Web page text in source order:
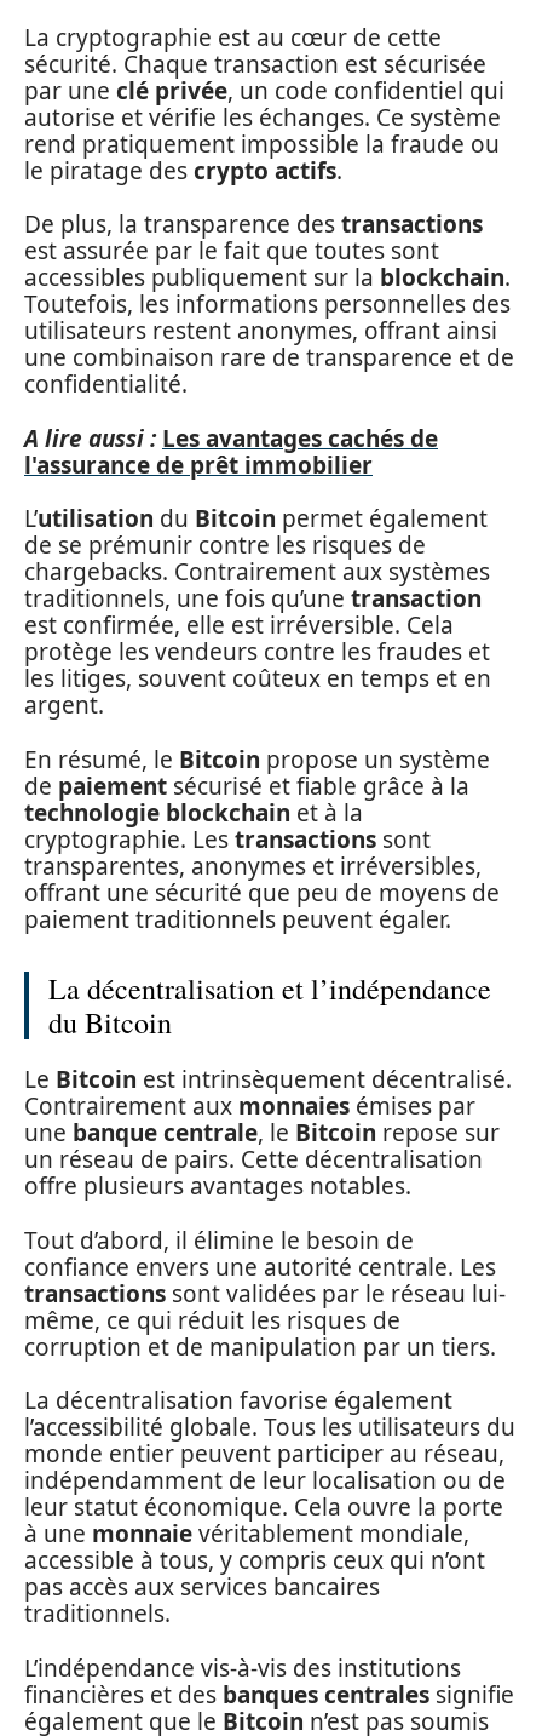
La cryptographie est au cœur de cette
sécurité. Chaque transaction est sécurisée
par une clé privée, un code confidentiel qui
autorise et vérifie les échanges. Ce système
rend pratiquement impossible la fraude ou
le piratage descrypto actifs.
De plus, la transparence destransactions
est assurée par le fait que toutes sont
accessibles publiquement sur la blockchain.
Toutefois, les informations personnelles des
utilisateurs restent anonymes, offrant ainsi
une combinaison rare de transparence et de
confidentialité.
A lire aussi : Les avantages cachés de
l'assurance de prêt immobilier
L’utilisation du Bitcoin permet également
de se prémunir contre les risques de
chargebacks. Contrairement aux systèmes
traditionnels, une fois qu’une transaction
est confirmée, elle est irréversible. Cela
protège les vendeurs contre les fraudes et
les litiges, souvent coûteux en temps et en
argent.
En résumé, le Bitcoin propose un système
de paiement sécurisé et fiable grâce à la
technologie blockchain et à la
cryptographie. Lestransactions sont
transparentes, anonymes et irréversibles,
offrant une sécurité que peu de moyens de
paiement traditionnels peuvent égaler.
La décentralisation et l’indépendance
du Bitcoin
Le Bitcoin est intrinsèquement décentralisé.
Contrairement aux monnaies émises par
une banque centrale, le Bitcoin repose sur
un réseau de pairs. Cette décentralisation
offre plusieurs avantages notables.
Tout d’abord, il élimine le besoin de
confiance envers une autorité centrale. Les
transactions sont validées par le réseau lui-
même, ce qui réduit les risques de
corruption et de manipulation par un tiers.
La décentralisation favorise également
l’accessibilité globale. Tous les utilisateurs du
monde entier peuvent participer au réseau,
indépendamment de leur localisation ou de
leur statut économique. Cela ouvre la porte
à une monnaievéritablement mondiale,
accessible à tous, y compris ceux qui n’ont
pas accès aux services bancaires
traditionnels.
L’indépendance vis-à-vis des institutions
financières et des banques centrales signifie
également que le Bitcoin n’est pas soumis